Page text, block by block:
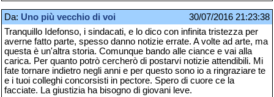
Da: Uno più vecchio di voi
30/07/2016 21:23:38
Tranquillo Idefonso, i sindacati, e lo dico con infinita tristezza per
averne fatto parte, spesso danno notizie errate. A volte ad arte, ma
questa è un'altra storia. Comunque bando alle ciance e vai alla
carica. Per quanto potrò cercherò di postarvi notizie attendibili. Mi
fate tornare indietro negli anni e per questo sono io a ringraziare te
e i tuoi colleghi concorsisti in pectore. Spero di cuore ce la
facciate. La giustizia ha bisogno di giovani leve.